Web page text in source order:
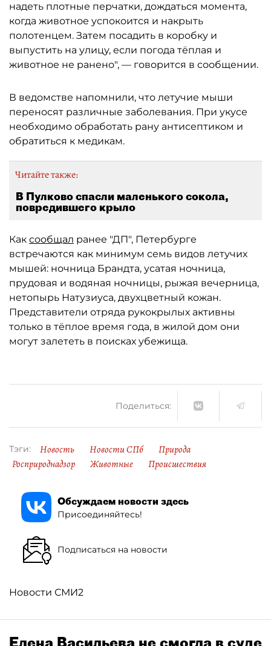
надеть плотные перчатки, дождаться момента,
когда животное успокоится и накрыть
полотенцем. Затем посадить в коробку и
выпустить на улицу, если погода тёплая и
животное не ранено", — говорится в сообщении.
В ведомстве напомнили, что летучие мыши
переносят различные заболевания. При укусе
необходимо обработать рану антисептиком и
обратиться к медикам.
Читайте также:
В Пулково спасли маленького сокола,
повредившего крыло
Как сообщал ранее "ДП", Петербурге
встречаются как минимум семь видов летучих
мышей: ночница Брандта, усатая ночница,
прудовая и водяная ночницы, рыжая вечерница,
нетопырь Натузиуса, двухцветный кожан.
Представители отряда рукокрылых активны
только в тёплое время года, в жилой дом они
могут залететь в поисках убежища.
Поделиться:
Тэги: Новость Новости СПб
Природа
Росприроднадзор
Животные Происшествия
Обсуждаем новости здесь
Присоединяйтесь!
Подписаться на новости
Новости СМИ2
Елена Васильева не смогла в суде